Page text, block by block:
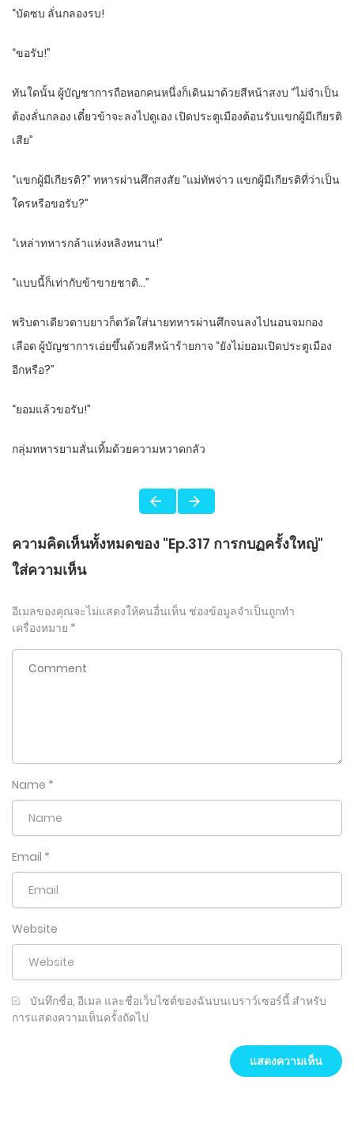
“บัดซบ ลั่นกลองรบ!
“ขอรับ!”
ทันใดนั้น ผู้บัญชาการถือหอกคนหนึ่งก็เดินมาด้วยสีหน้าสงบ “ไม่จำเป็น
ต้องลั่นกลอง เดี๋ยวข้าจะลงไปดูเอง เปิดประตูเมืองต้อนรับแขกผู้มีเกียรติ
เสีย”
“แขกผู้มีเกียรติ?” ทหารผ่านศึกสงสัย “แม่ทัพจ่าว แขกผู้มีเกียรติที่ว่าเป็น
ใครหรือขอรับ?”
“เหล่าทหารกล้าแห่งหลิงหนาน!”
“แบบนี้ก็เท่ากับข้าขายชาติ…”
พริบตาเดียวดาบยาวก็ตวัดใส่นายทหารผ่านศึกจนลงไปนอนจมกอง
เลือด ผู้บัญชาการเอ่ยขึ้นด้วยสีหน้าร้ายกาจ “ยังไม่ยอมเปิดประตูเมือง
อีกหรือ?”
“ยอมแล้วขอรับ!”
กลุ่มทหารยามสั่นเทิ้มด้วยความหวาดกลัว
ความคิดเห็นทั้งหมดของ "Ep.317 การกบฏครั้งใหญ่"
ใส่ความเห็น
อีเมลของคุณจะไม่แสดงให้คนอื่นเห็น ช่องข้อมูลจำเป็นถูกทำ
เครื่องหมาย *
Name *
Email *
Website
บันทึกชื่อ, อีเมล และชื่อเว็บไซต์ของฉันบนเบราว์เซอร์นี้ สำหรับ
การแสดงความเห็นครั้งถัดไป